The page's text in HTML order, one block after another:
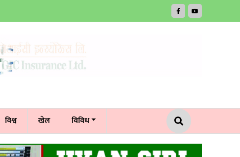
विश्व खेल विविध